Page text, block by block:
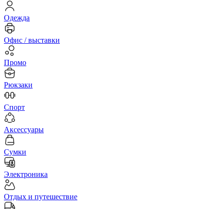
Одежда
Офис / выставки
Промо
Рюкзаки
Спорт
Аксессуары
Сумки
Электроника
Отдых и путешествие